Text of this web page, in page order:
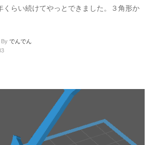
くらい続けてやっとできました。３角形か
By でんでん